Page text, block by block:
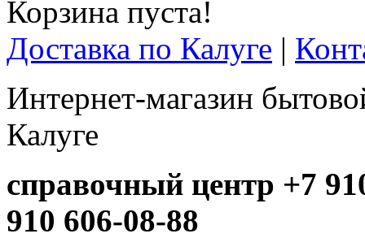
Корзина пуста!
Доставка по Калуге |
Интернет-магазин
Калуге
справочный центр +7
910 606-08-88